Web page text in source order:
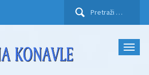
Pretraži: